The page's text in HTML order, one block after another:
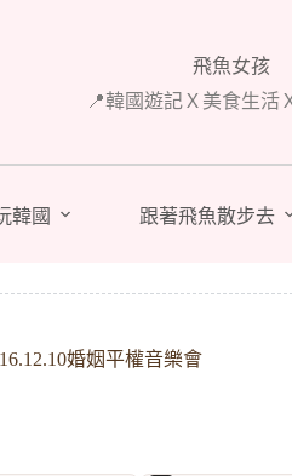
飛魚女孩
📍韓國遊記Ｘ美食生活
韓國 跟著飛魚散步去
婚姻平權音樂會